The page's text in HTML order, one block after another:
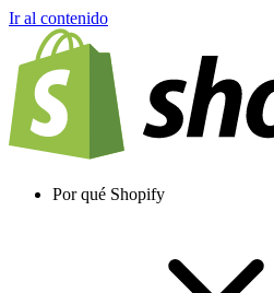
Ir al contenido
Por qué Shopify